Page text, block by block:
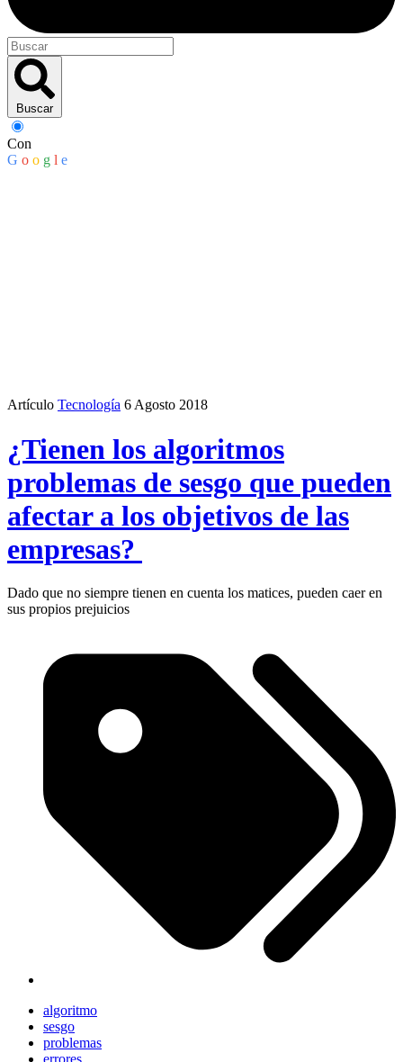
Buscar
Con
G o o g l e
Artículo Tecnología 6 Agosto 2018
¿Tienen los algoritmos
problemas de sesgo que pueden
afectar a los objetivos de las
empresas?
Dado que no siempre tienen en cuenta los matices, pueden caer en
sus propios prejuicios
algoritmo
sesgo
problemas
errores